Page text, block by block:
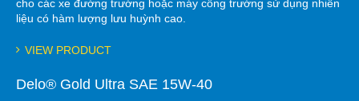
cho các xe đường trường hoặc máy công trường sử dụng nhiên
liệu có hàm lượng lưu huỳnh cao.
VIEW PRODUCT
Delo® Gold Ultra SAE 15W-40